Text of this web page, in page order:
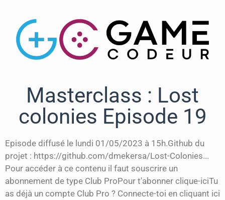
Masterclass : Lost
colonies Episode 19
Episode diffusé le lundi 01/05/2023 à 15h.Github du
projet : https://github.com/dmekersa/Lost-Colonies...
Pour accéder à ce contenu il faut souscrire un
abonnement de type Club ProPour t'abonner clique-iciTu
as déjà un compte Club Pro ? Connecte-toi en cliquant ici